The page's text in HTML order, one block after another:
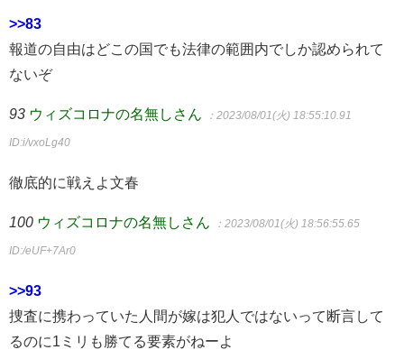
>>83
報道の自由はどこの国でも法律の範囲内でしか認められて
ないぞ
93 ウィズコロナの名無しさん ：2023/08/01(火) 18:55:10.91
ID:i/vxoLg40
徹底的に戦えよ文春
100 ウィズコロナの名無しさん ：2023/08/01(火) 18:56:55.65
ID:/eUF+7Ar0
>>93
捜査に携わっていた人間が嫁は犯人ではないって断言して
るのに1ミリも勝てる要素がねーよ